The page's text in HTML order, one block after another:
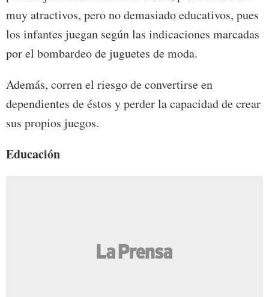
muy atractivos, pero no demasiado educativos, pues
los infantes juegan según las indicaciones marcadas
por el bombardeo de juguetes de moda.
Además, corren el riesgo de convertirse en
dependientes de éstos y perder la capacidad de crear
sus propios juegos.
Educación